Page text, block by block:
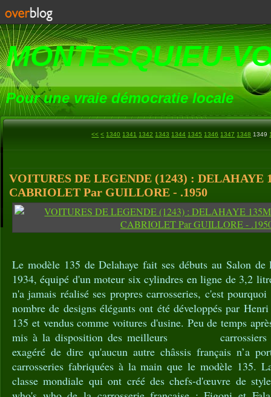
MONTESQUIEU-
Pour une vraie démocratie locale
<< < 1300
1310
1320
1330
1340 1341 1342 1343 1344 1345 1346 1347 1348 1349
VOITURES DE LEGENDE (1243) :
CABRIOLET Par GUILLORE - .1950
Le modèle 135 de Delahaye fait ses débuts au Salon de
1934, équipé d'un moteur six cylindres en ligne de 3,2
n'a jamais réalisé ses propres carrosseries, c'est
nombre de designs élégants ont été développés par
135 et vendus comme voitures d'usine. Peu de temps
mis à la disposition des meilleurs carrossiers
exagéré de dire qu'aucun autre châssis français n’a
carrosseries fabriquées à la main que le modèle 135.
classe mondiale qui ont créé des chefs-d'œuvre de